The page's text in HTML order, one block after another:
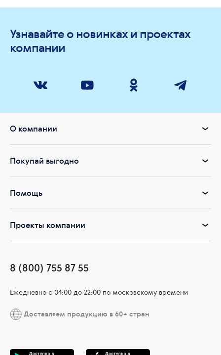
Узнавайте о новинках и проектах
компании
О компании
Покупай выгодно
Помощь
Проекты компании
8 (800) 755 87 55
Ежедневно c 04:00 до 22:00 по московскому времени
Доставляем продукцию в 60+ стран